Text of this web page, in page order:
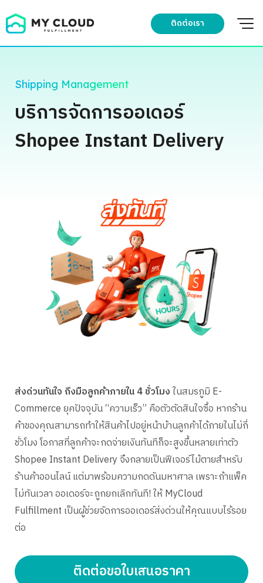
to
ติดต่อเรา
Shipping Management
บริการจัดการออเดอร์
Shopee Instant Delivery
ส่งด่วนทันใจ ถึงมือลูกค้าภายใน 4 ชั่วโมงในสมรภูมิ E-
Commerce ยุคปัจจุบัน “ความเร็ว” คือตัวตัดสินใจซื้อ หากร้าน
ค้าของคุณสามารถทำให้สินค้าไปอยู่หน้าบ้านลูกค้าได้ภายในไม่กี่
ชั่วโมง โอกาสที่ลูกค้าจะกดจ่ายเงินทันทีก็จะสูงขึ้นหลายเท่าตัว
Shopee Instant Delivery จึงกลายเป็นฟีเจอร์ไม้ตายสำหรับ
ร้านค้าออนไลน์ แต่มาพร้อมความกดดันมหาศาล เพราะถ้าแพ็ค
ไม่ทันเวลา ออเดอร์จะถูกยกเลิกทันที! ให้ MyCloud
Fulfillment เป็นผู้ช่วยจัดการออเดอร์ส่งด่วนให้คุณแบบไร้รอย
ต่อ
ติดต่อขอใบเสนอราคา